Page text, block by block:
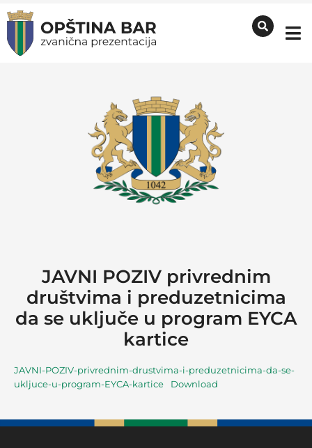
JAVNI POZIV privrednim
društvima i preduzetnicima
da se uključe u program EYCA
kartice
JAVNI-POZIV-privrednim-drustvima-i-preduzetnicima-da-se-
ukljuce-u-program-EYCA-kartice
Download